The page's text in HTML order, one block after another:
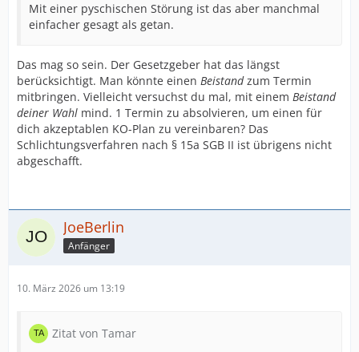
Mit einer pyschischen Störung ist das aber manchmal
einfacher gesagt als getan.
Das mag so sein. Der Gesetzgeber hat das längst
berücksichtigt. Man könnte einen Beistandzum Termin
mitbringen. Vielleicht versuchst du mal, mit einem Beistand
deiner Wahl mind. 1 Termin zu absolvieren, um einen für
dich akzeptablen KO-Plan zu vereinbaren? Das
Schlichtungsverfahren nach § 15a SGB II ist übrigens nicht
abgeschafft.
JoeBerlin
Anfänger
10. März 2026 um 13:19
Zitat von Tamar